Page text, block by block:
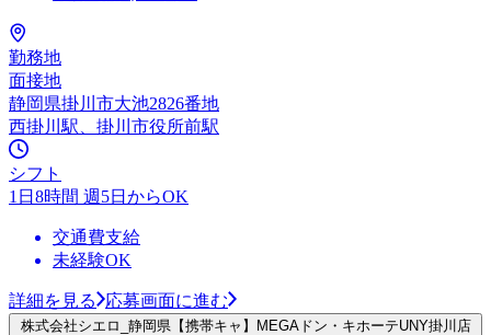
勤務地
面接地
静岡県掛川市大池2826番地
西掛川駅、掛川市役所前駅
シフト
1日8時間 週5日からOK
交通費支給
未経験OK
詳細を見る 応募画面に進む
株式会社シエロ_静岡県【携帯キャ】MEGAドン・キホーテUNY掛川店